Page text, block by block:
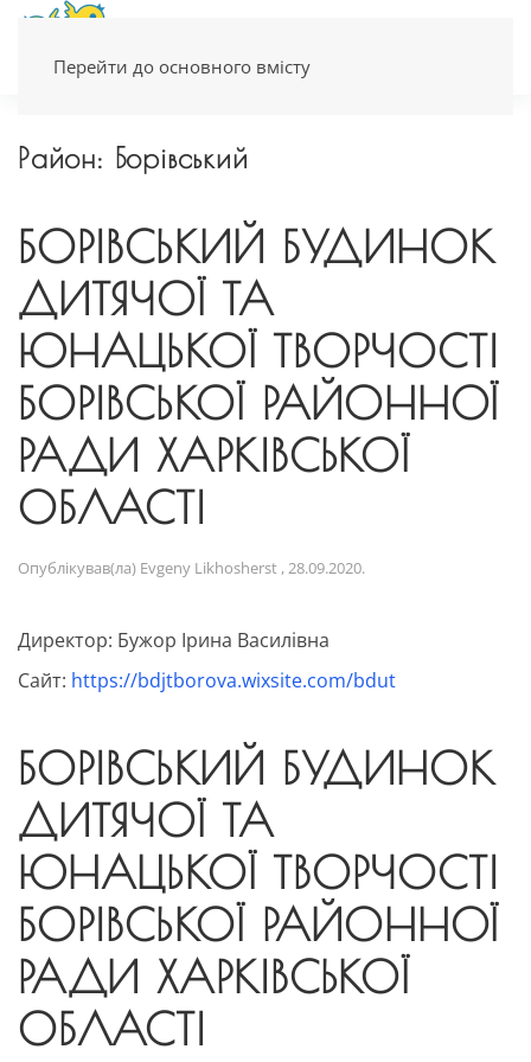
Перейти до основного вмісту
Район: Борівський
БОРІВСЬКИЙ БУДИНОК
ДИТЯЧОЇ ТА
ЮНАЦЬКОЇ ТВОРЧОСТІ
БОРІВСЬКОЇ РАЙОННОЇ
РАДИ ХАРКІВСЬКОЇ
ОБЛАСТІ
Опублікував(ла) Evgeny Likhosherst ,28.09.2020.
Директор: Бужор Ірина Василівна
Сайт: https://bdjtborova.wixsite.com/bdut
БОРІВСЬКИЙ БУДИНОК
ДИТЯЧОЇ ТА
ЮНАЦЬКОЇ ТВОРЧОСТІ
БОРІВСЬКОЇ РАЙОННОЇ
РАДИ ХАРКІВСЬКОЇ
ОБЛАСТІ